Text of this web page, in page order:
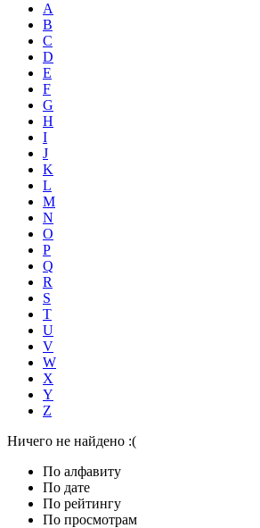
A
B
C
D
E
F
G
H
I
J
K
L
M
N
O
P
Q
R
S
T
U
V
W
X
Y
Z
Ничего не найдено :(
По алфавиту
По дате
По рейтингу
По просмотрам